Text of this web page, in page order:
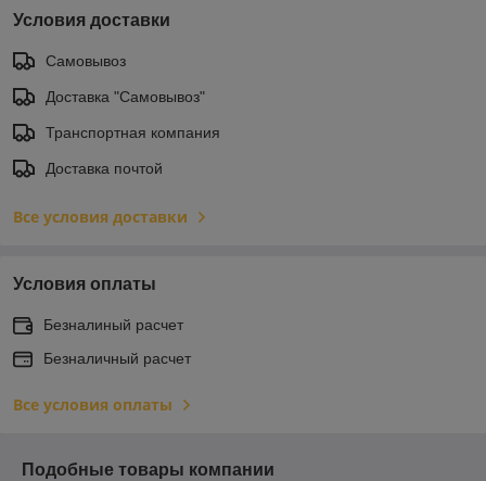
Условия доставки
Самовывоз
Доставка "Самовывоз"
Транспортная компания
Доставка почтой
Все условия доставки
Условия оплаты
Безналиный расчет
Безналичный расчет
Все условия оплаты
Подобные товары компании